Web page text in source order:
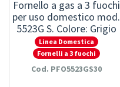
Fornello a gas a 3 fuochi
per uso domestico mod.
5523G S. Colore: Grigio
Linea Domestica
Fornelli a 3 fuochi
Cod. PFO5523GS30